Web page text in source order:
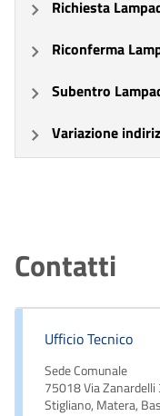
Richiesta
Riconferma
Subentro
Variazione
Contatti
Ufficio Tecnico
Sede Comunale
75018 Via
Stigliano, Matera,